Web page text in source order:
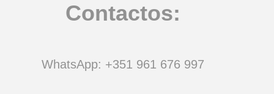
Contactos:
WhatsApp: +351 961 676 997